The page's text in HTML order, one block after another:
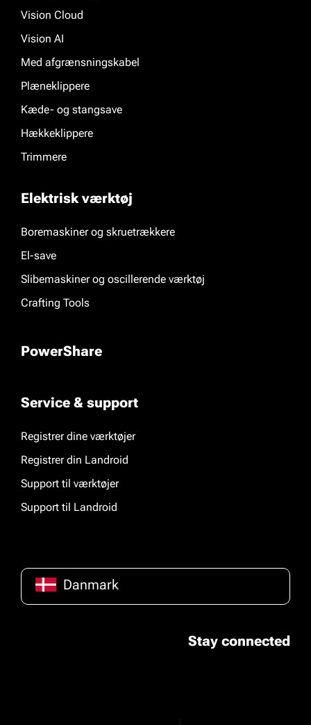
Vision Cloud
Vision AI
Med afgrænsningskabel
Plæneklippere
Kæde- og stangsave
Hækkeklippere
Trimmere
Elektrisk værktøj
Boremaskiner og skruetrækkere
El-save
Slibemaskiner og oscillerende værktøj
Crafting Tools
PowerShare
Service & support
Registrer dine værktøjer
Registrer din Landroid
Support til værktøjer
Support til Landroid
Danmark
Stay connected